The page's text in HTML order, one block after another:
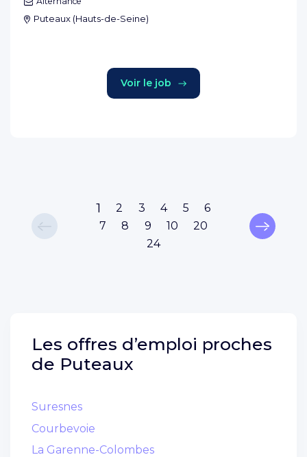
Puteaux (Hauts-de-Seine)
Voir le job
1 2 3 4 5
6
7
8 9 10
20
24
Les offres d’emploi proches
de Puteaux
Suresnes
Courbevoie
La Garenne-Colombes